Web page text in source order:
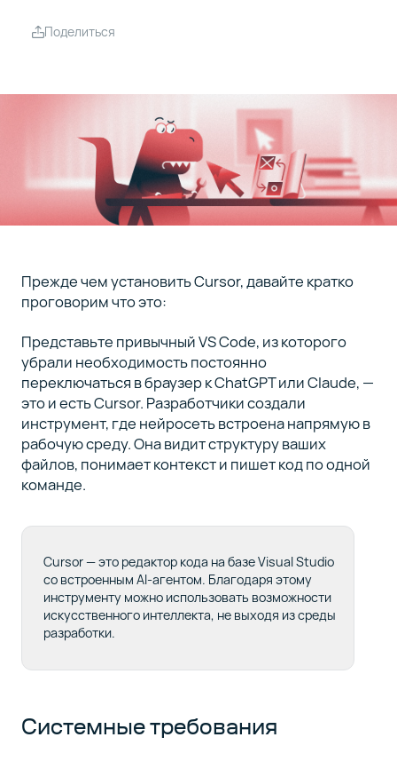
Выбор
AI лучше
конкурентов
Создание
первого
Чем
может
помочь
Selectel
10 Заключение
Поделиться
Прежде чем установить Cursor, давайте кратко
проговорим что это:
Представьте привычный VS Code, из которого
убрали необходимость постоянно
переключаться в браузер к ChatGPT или Claude, —
это и есть Cursor. Разработчики создали
инструмент, где нейросеть встроена напрямую в
рабочую среду. Она видит структуру ваших
файлов, понимает контекст и пишет код по одной
команде.
Cursor — это редактор кода на базе Visual Studio
со встроенным AI-агентом. Благодаря этому
инструменту можно использовать возможности
искусственного интеллекта, не выходя из среды
разработки.
Системные требования